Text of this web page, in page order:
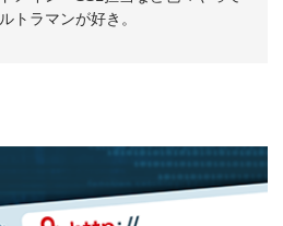
トラマンが好き。